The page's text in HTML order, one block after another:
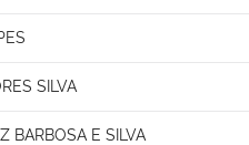
SILVA
BARBOSA E SILVA